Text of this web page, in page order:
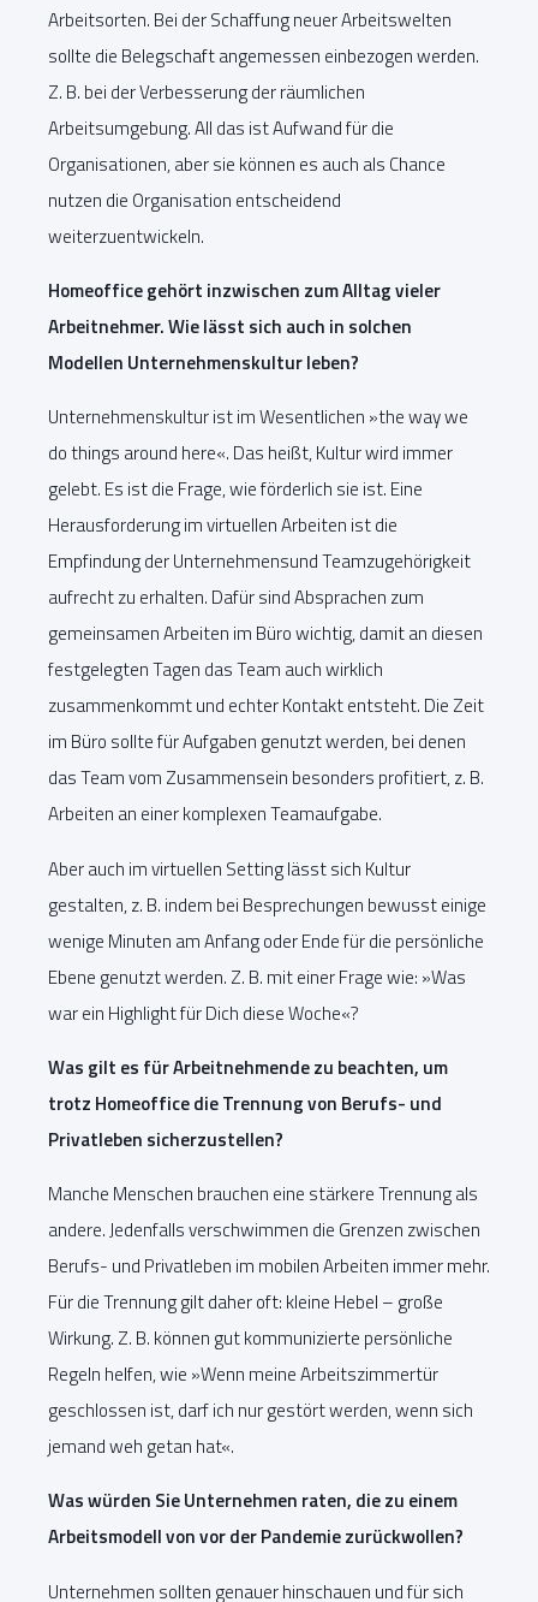
Arbeitsorten. Bei der Schaffung neuer Arbeitswelten
sollte die Belegschaft angemessen einbezogen werden.
Z. B. bei der Verbesserung der räumlichen
Arbeitsumgebung. All das ist Aufwand für die
Organisationen, aber sie können es auch als Chance
nutzen die Organisation entscheidend
weiterzuentwickeln.
Homeoffice gehört inzwischen zum Alltag vieler
Arbeitnehmer. Wie lässt sich auch in solchen
Modellen Unternehmenskultur leben?
Unternehmenskultur ist im Wesentlichen »the way we
do things around here«. Das heißt, Kultur wird immer
gelebt. Es ist die Frage, wie förderlich sie ist. Eine
Herausforderung im virtuellen Arbeiten ist die
Empfindung der Unternehmensund Teamzugehörigkeit
aufrecht zu erhalten. Dafür sind Absprachen zum
gemeinsamen Arbeiten im Büro wichtig, damit an diesen
festgelegten Tagen das Team auch wirklich
zusammenkommt und echter Kontakt entsteht. Die Zeit
im Büro sollte für Aufgaben genutzt werden, bei denen
das Team vom Zusammensein besonders profitiert, z. B.
Arbeiten an einer komplexen Teamaufgabe.
Aber auch im virtuellen Setting lässt sich Kultur
gestalten, z. B. indem bei Besprechungen bewusst einige
wenige Minuten am Anfang oder Ende für die persönliche
Ebene genutzt werden. Z. B. mit einer Frage wie: »Was
war ein Highlight für Dich diese Woche«?
Was gilt es für Arbeitnehmende zu beachten, um
trotz Homeoffice die Trennung von Berufs- und
Privatleben sicherzustellen?
Manche Menschen brauchen eine stärkere Trennung als
andere. Jedenfalls verschwimmen die Grenzen zwischen
Berufs- und Privatleben im mobilen Arbeiten immer mehr.
Für die Trennung gilt daher oft: kleine Hebel – große
Wirkung. Z. B. können gut kommunizierte persönliche
Regeln helfen, wie »Wenn meine Arbeitszimmertür
geschlossen ist, darf ich nur gestört werden, wenn sich
jemand weh getan hat«.
Was würden Sie Unternehmen raten, die zu einem
Arbeitsmodell von vor der Pandemie zurückwollen?
Unternehmen sollten genauer hinschauen und für sich